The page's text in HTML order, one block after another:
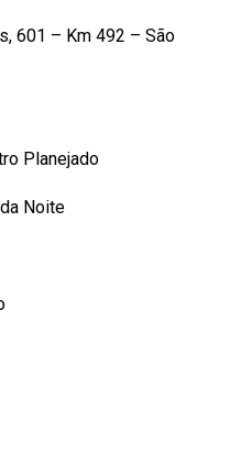
601 – Km 492 – São
Planejado
Noite